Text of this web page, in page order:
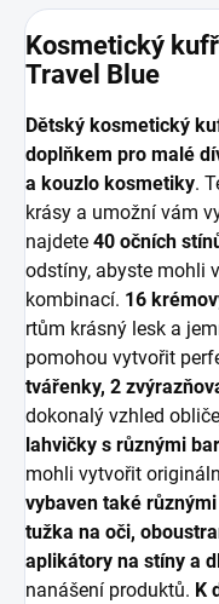
Kosmetický
Travel Blue
Dětský kosmetický
doplňkem pro malé
a kouzlo kosmetiky.
krásy a umožní vám
najdete 40 očních
odstíny, abyste mohli
kombinací. 16
rtům krásný lesk a
pomohou vytvořit
tvářenky, 2
dokonalý vzhled
lahvičky s různými
mohli vytvořit
vybaven také
tužka na oči,
aplikátory na stíny a
nanášení produktů. K